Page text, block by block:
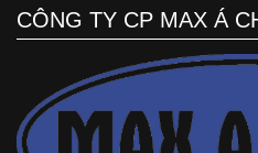
CÔNG TY CP MAX Á